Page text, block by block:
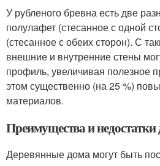
У рубленого бревна есть две
полулафет (стесанное с одной
(стесанное с обеих сторон). С
внешние и внутренние стены
профиль, увеличивая полезное
этом существенно (на 25 %)
материалов.
Преимущества и
Деревянные дома могут быть